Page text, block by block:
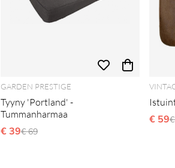
GARDEN PRESTIGE
Tyyny 'Portland' -
Tummanharmaa
€ 39Normaali hinta
€ 69
€ 59